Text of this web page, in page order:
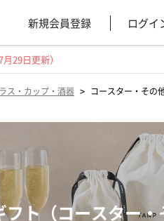
新規会員登録 ログイ
29日更新）
ス・カップ・酒器 > コースター・その
ト（コースター